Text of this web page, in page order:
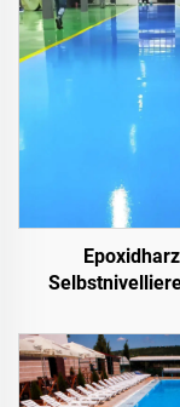
gewerbliche,
und